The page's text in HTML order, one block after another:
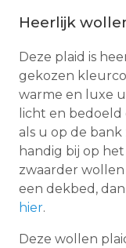
Heerlijk
Deze plaid is
gekozen
warme en luxe
licht en
als u op de
handig bij op
zwaarder
een dekbed,
hier.
Deze wollen